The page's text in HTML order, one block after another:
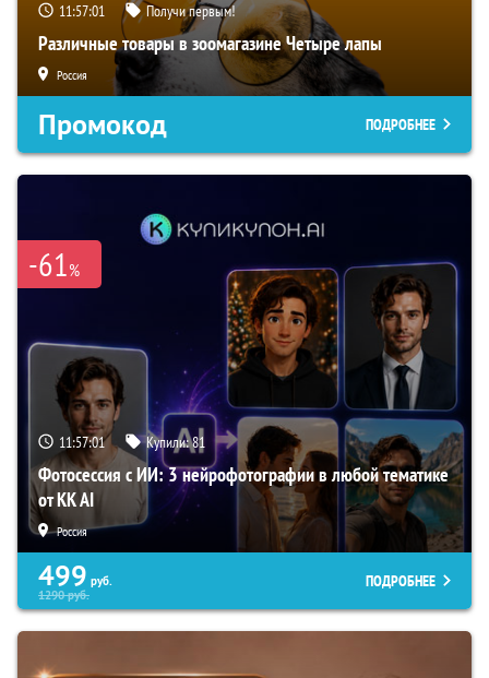
11:57:00 Получи первым!
Различные товары в зоомагазине Четыре лапы
Россия
Промокод ПОДРОБНЕЕ
-61%
11:57:00 Купили:81
Фотосессия с ИИ: 3 нейрофотографии в любой тематике
от KK AI
Россия
499 руб.
1290руб.
ПОДРОБНЕЕ